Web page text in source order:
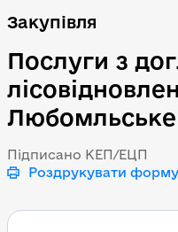
Послуги з
Закупівля
Послуги з
Любомльське
Підписано КЕП/ЕЦП
Роздрукувати